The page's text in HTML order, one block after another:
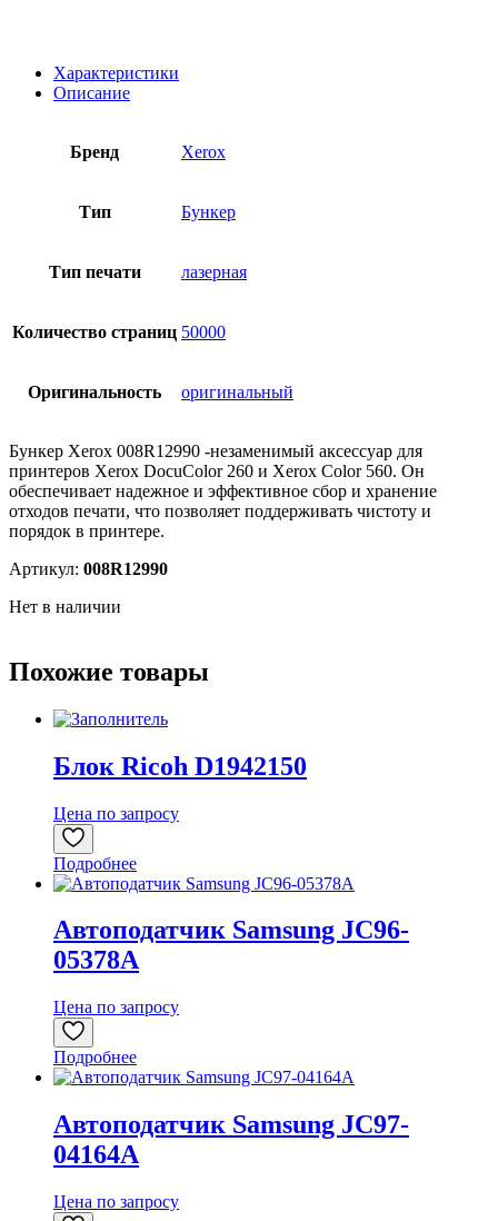
Характеристики
Описание
Бренд Xerox
Тип Бункер
Тип печати лазерная
Количество страниц 50000
Оригинальность оригинальный
Бункер Xerox 008R12990 -незаменимый аксессуар для
принтеров Xerox DocuColor 260 и Xerox Color 560. Он
обеспечивает надежное и эффективное сбор и хранение
отходов печати, что позволяет поддерживать чистоту и
порядок в принтере.
Артикул: 008R12990
Нет в наличии
Похожие товары
Блок Ricoh D1942150
Цена по запросу
Подробнее
Автоподатчик Samsung JC96-
05378A
Цена по запросу
Подробнее
Автоподатчик Samsung JC97-
04164A
Цена по запросу